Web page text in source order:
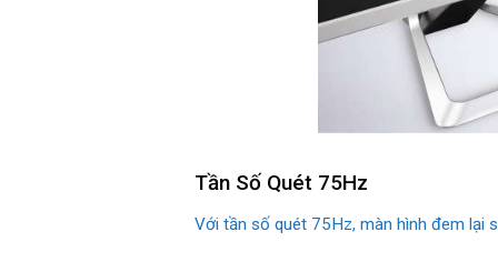
Tần Số Quét 75Hz
Với tần số quét 75Hz, màn hình đem lại